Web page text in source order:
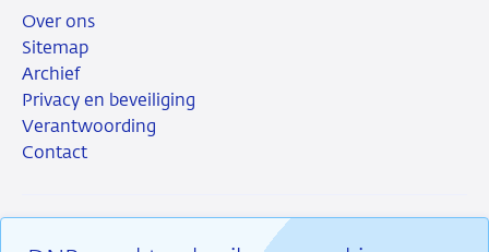
Over ons
Sitemap
Archief
Privacy en beveiliging
Verantwoording
Contact